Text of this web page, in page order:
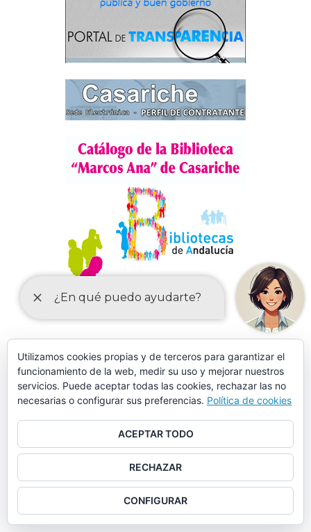
MÁS DE 150 CURSOS EN AULA MENTOR CASARICHE
Utilizamos cookies propias y de terceros para garantizar el
funcionamiento de la web, medir su uso y mejorar nuestros
servicios. Puede aceptar todas las cookies, rechazar las no
necesarias o configurar sus preferencias. Política de cookies
ACEPTAR TODO
RECHAZAR
CONFIGURAR